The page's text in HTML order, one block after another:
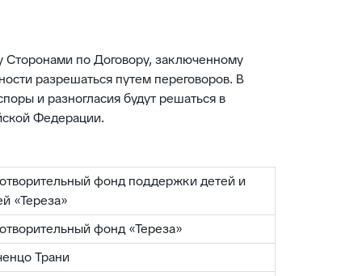
Сторонами по Договору, заключенному
разрешаться путем переговоров. В
и разногласия будут решаться в
Федерации.
фонд поддержки детей и
«Тереза»
фонд «Тереза»
Трани